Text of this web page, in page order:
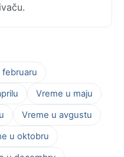
februaru
Vreme u maju
Vreme u avgustu
u oktobru